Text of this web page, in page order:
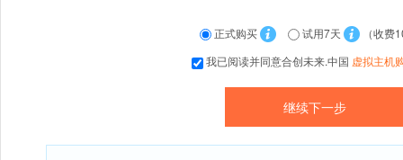
正式购买 试用7天
（收费
我已阅读并同意合创未来.中国 虚拟主机